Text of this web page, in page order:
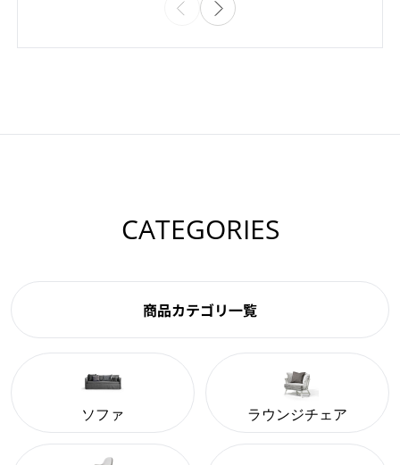
CATEGORIES
商品カテゴリ一覧
ソファ ラウンジチェア